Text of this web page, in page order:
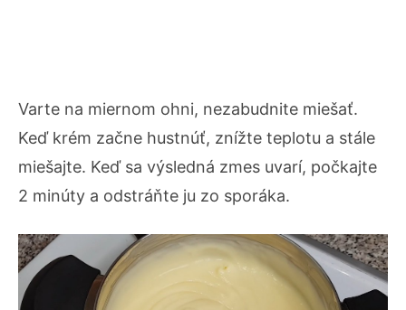
Varte na miernom ohni, nezabudnite miešať.
Keď krém začne hustnúť, znížte teplotu a stále
miešajte. Keď sa výsledná zmes uvarí, počkajte
2 minúty a odstráňte ju zo sporáka.